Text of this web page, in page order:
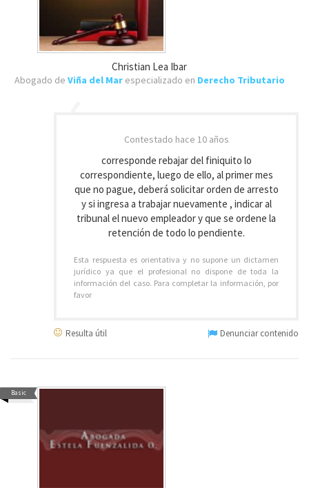
Christian Lea Ibar
Abogado de Viña del Marespecializado en Derecho Tributario
Contestado hace 10 años
corresponde rebajar del finiquito lo
correspondiente, luego de ello, al primer mes
que no pague, deberá solicitar orden de arresto
y si ingresa a trabajar nuevamente , indicar al
tribunal el nuevo empleador y que se ordene la
retención de todo lo pendiente.
Esta respuesta es orientativa y no supone un dictamen
jurídico ya que el profesional no dispone de toda la
información del caso. Para completar la información, por
favor
Resulta útil Denunciar contenido
Basic